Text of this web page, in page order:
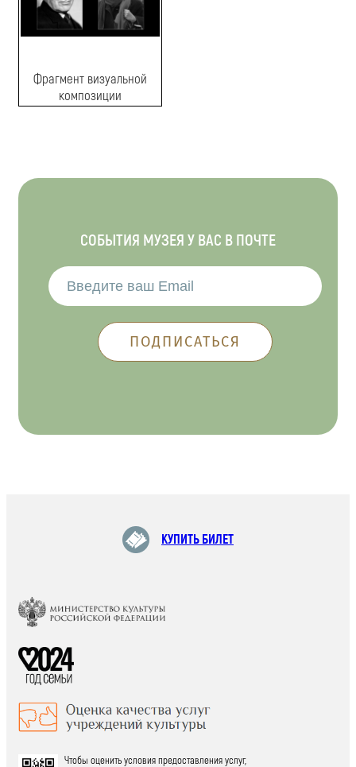
Фрагмент визуальной
композиции
СОБЫТИЯ МУЗЕЯ У ВАС В ПОЧТЕ
КУПИТЬ БИЛЕТ
Чтобы оценить условия предоставления услуг,